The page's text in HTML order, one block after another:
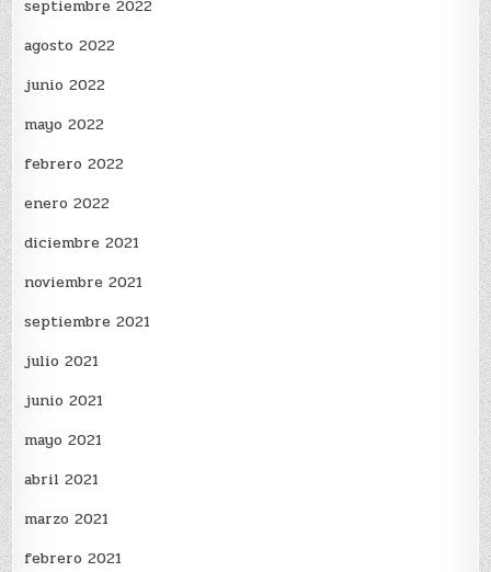
septiembre 2022
agosto 2022
junio 2022
mayo 2022
febrero 2022
enero 2022
diciembre 2021
noviembre 2021
septiembre 2021
julio 2021
junio 2021
mayo 2021
abril 2021
marzo 2021
febrero 2021